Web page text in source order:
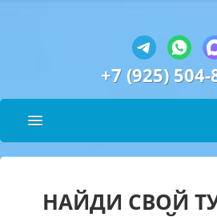
+7 (925) 504-
НАЙДИ СВОЙ